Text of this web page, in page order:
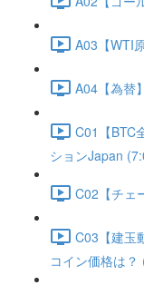
A03【WTI
A04【為替
C01【BTC
ションJapan
C02【チェ
C03【建玉
コイン価格は？